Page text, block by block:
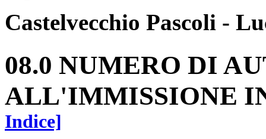
Castelvecchio Pascoli -
08.0 NUMERO DI
ALL'IMMISSIONE
Indice]